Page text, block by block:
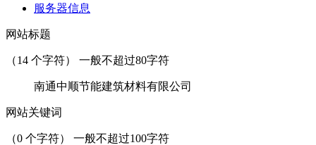
服务器信息
网站标题
（14 个字符） 一般不超过80字符
南通中顺节能建筑材料有限公司
网站关键词
（0 个字符） 一般不超过100字符